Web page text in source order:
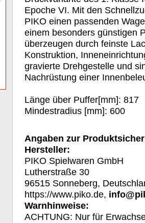
Epoche VI. Mit den
PIKO einen passenden
einem besonders günstigen
überzeugen durch feinste
Konstruktion,
gravierte Drehgestelle und
Nachrüstung einer
Länge über Puffer[mm]: 817
Mindestradius [mm]: 600
Angaben zur
Hersteller:
PIKO Spielwaren GmbH
Lutherstraße 30
96515 Sonneberg,
https://www.piko.de,
Warnhinweise:
ACHTUNG: Nur für